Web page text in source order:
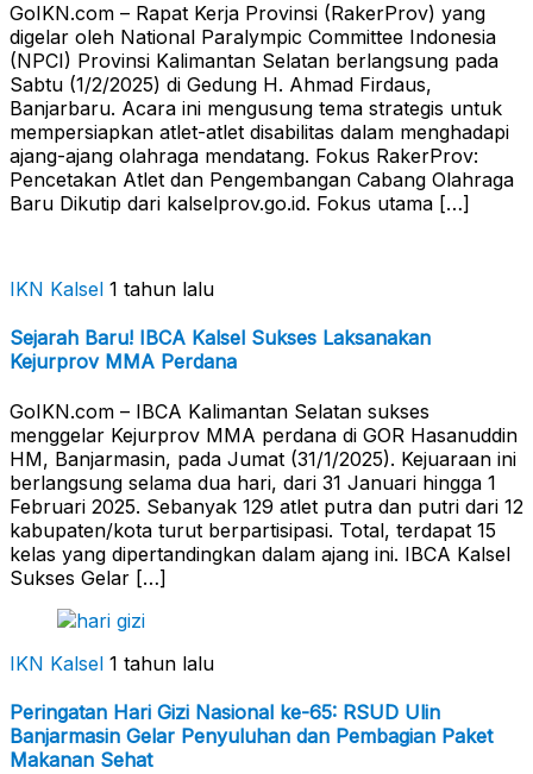
GoIKN.com – Rapat Kerja Provinsi (RakerProv) yang
digelar oleh National Paralympic Committee Indonesia
(NPCI) Provinsi Kalimantan Selatan berlangsung pada
Sabtu (1/2/2025) di Gedung H. Ahmad Firdaus,
Banjarbaru. Acara ini mengusung tema strategis untuk
mempersiapkan atlet-atlet disabilitas dalam menghadapi
ajang-ajang olahraga mendatang. Fokus RakerProv:
Pencetakan Atlet dan Pengembangan Cabang Olahraga
Baru Dikutip dari kalselprov.go.id. Fokus utama […]
IKN Kalsel 1 tahun lalu
Sejarah Baru! IBCA Kalsel Sukses Laksanakan
Kejurprov MMA Perdana
GoIKN.com – IBCA Kalimantan Selatan sukses
menggelar Kejurprov MMA perdana di GOR Hasanuddin
HM, Banjarmasin, pada Jumat (31/1/2025). Kejuaraan ini
berlangsung selama dua hari, dari 31 Januari hingga 1
Februari 2025. Sebanyak 129 atlet putra dan putri dari 12
kabupaten/kota turut berpartisipasi. Total, terdapat 15
kelas yang dipertandingkan dalam ajang ini. IBCA Kalsel
Sukses Gelar […]
IKN Kalsel 1 tahun lalu
Peringatan Hari Gizi Nasional ke-65: RSUD Ulin
Banjarmasin Gelar Penyuluhan dan Pembagian Paket
Makanan Sehat